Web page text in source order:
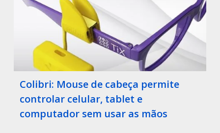
Colibri: Mouse de cabeça permite
controlar celular, tablet e
computador sem usar as mãos